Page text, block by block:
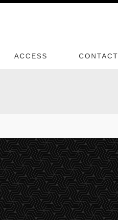
ACCESS CONTACT